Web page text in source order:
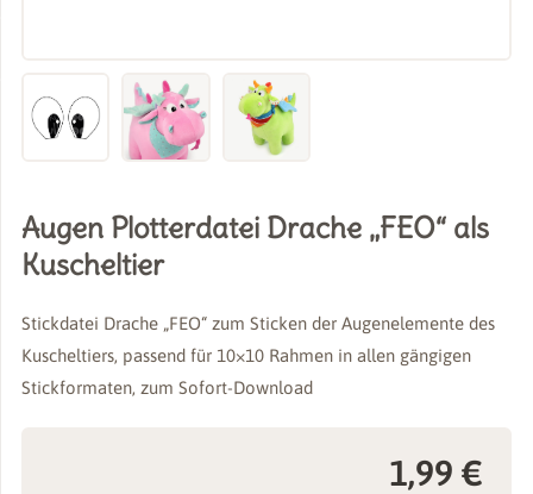
Augen Plotterdatei Drache „FEO“ als
Kuscheltier
Stickdatei Drache „FEO“ zum Sticken der Augenelemente des
Kuscheltiers, passend für 10×10 Rahmen in allen gängigen
Stickformaten, zum Sofort-Download
1,99€